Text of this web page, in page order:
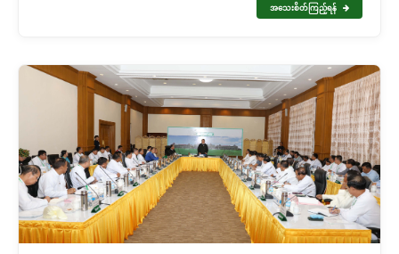
အသေးစိတ်ကြည့်ရန်